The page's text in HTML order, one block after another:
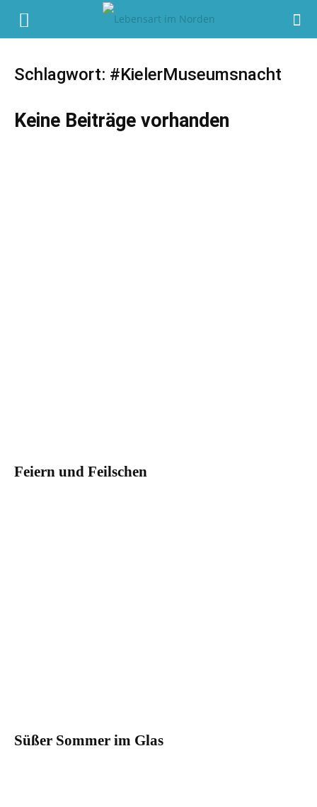
Schlagwort: #KielerMuseumsnacht
Keine Beiträge vorhanden
Feiern und Feilschen
Süßer Sommer im Glas